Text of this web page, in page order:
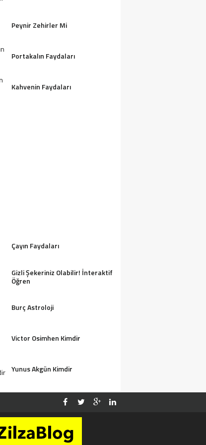
Peynir Zehirler Mi
Portakalın Faydaları
Kahvenin Faydaları
Çayın Faydaları
Gizli Şekeriniz Olabilir! İnteraktif
Öğren
Burç Astroloji
Victor Osimhen Kimdir
Yunus Akgün Kimdir